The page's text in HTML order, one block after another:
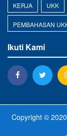
KERJA UKK
PEMBAHASAN
Ikuti Kami
Copyright ©